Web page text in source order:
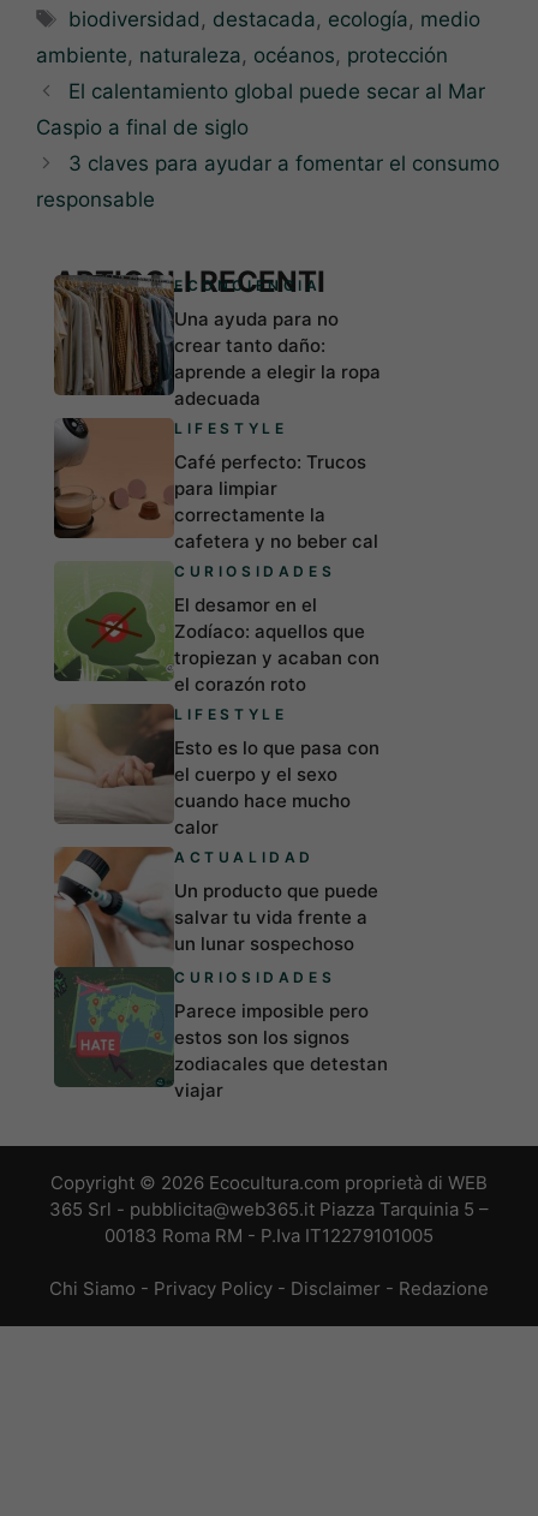
Etiquetas
biodiversidad , destacada, ecología, medio
ambiente, naturaleza, océanos, protección
El calentamiento global puede secar al Mar
Caspio a final de siglo
3 claves para ayudar a fomentar el consumo
responsable
ARTICOLI RECENTI
ECONCIENCIA
Una ayuda para no
crear tanto daño:
aprende a elegir la ropa
adecuada
LIFESTYLE
Café perfecto: Trucos
para limpiar
correctamente la
cafetera y no beber cal
CURIOSIDADES
El desamor en el
Zodíaco: aquellos que
tropiezan y acaban con
el corazón roto
LIFESTYLE
Esto es lo que pasa con
el cuerpo y el sexo
cuando hace mucho
calor
ACTUALIDAD
Un producto que puede
salvar tu vida frente a
un lunar sospechoso
CURIOSIDADES
Parece imposible pero
estos son los signos
zodiacales que detestan
viajar
Copyright © 2026 Ecocultura.com proprietà di WEB
365 Srl - pubblicita@web365.it Piazza Tarquinia 5 –
00183 Roma RM - P.Iva IT12279101005
Chi Siamo - Privacy Policy - Disclaimer - Redazione